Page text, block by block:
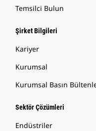
Temsilci Bulun
Şirket Bilgileri
Kariyer
Kurumsal
Kurumsal Basın
Sektör Çözümleri
Endüstriler